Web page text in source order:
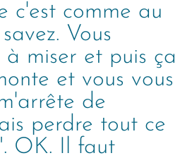
c'est comme au
Vous
à miser et puis ça
et vous vous
de
perdre tout ce
OK. Il faut